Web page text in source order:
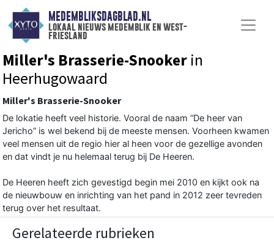
MEDEMBLIKSDAGBLAD.NL
lokaal nieuws medemblik en west-
friesland
Miller's Brasserie-Snooker in
Heerhugowaard
Miller's Brasserie-Snooker
De lokatie heeft veel historie. Vooral de naam “De heer van
Jericho” is wel bekend bij de meeste mensen. Voorheen kwamen
veel mensen uit de regio hier al heen voor de gezellige avonden
en dat vindt je nu helemaal terug bij De Heeren.
De Heeren heeft zich gevestigd begin mei 2010 en kijkt ook na
de nieuwbouw en inrichting van het pand in 2012 zeer tevreden
terug over het resultaat.
Gerelateerde rubrieken